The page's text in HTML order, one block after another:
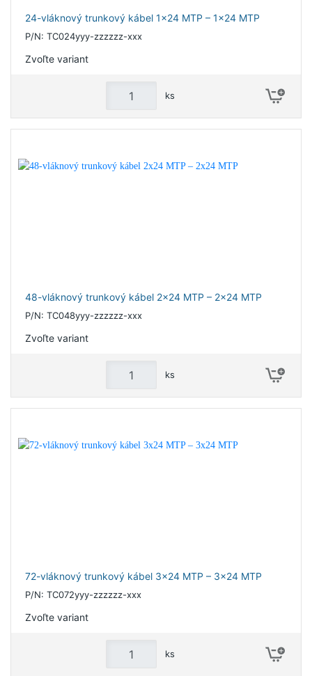
24-vláknový trunkový kábel 1x24 MTP – 1x24 MTP
P/N: TC024yyy-zzzzzz-xxx
Zvoľte variant
ks
48-vláknový trunkový kábel 2x24 MTP – 2x24 MTP
P/N: TC048yyy-zzzzzz-xxx
Zvoľte variant
ks
72-vláknový trunkový kábel 3x24 MTP – 3x24 MTP
P/N: TC072yyy-zzzzzz-xxx
Zvoľte variant
ks